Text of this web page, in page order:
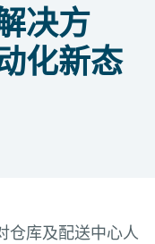
决方
化新态
仓库及配送中心人